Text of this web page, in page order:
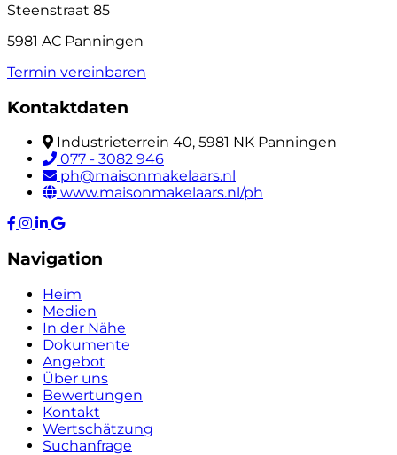
Steenstraat 85
5981 AC Panningen
Termin vereinbaren
Kontaktdaten
Industrieterrein 40, 5981 NK Panningen
077 - 3082 946
ph@maisonmakelaars.nl
www.maisonmakelaars.nl/ph
Navigation
Heim
Medien
In der Nähe
Dokumente
Angebot
Über uns
Bewertungen
Kontakt
Wertschätzung
Suchanfrage